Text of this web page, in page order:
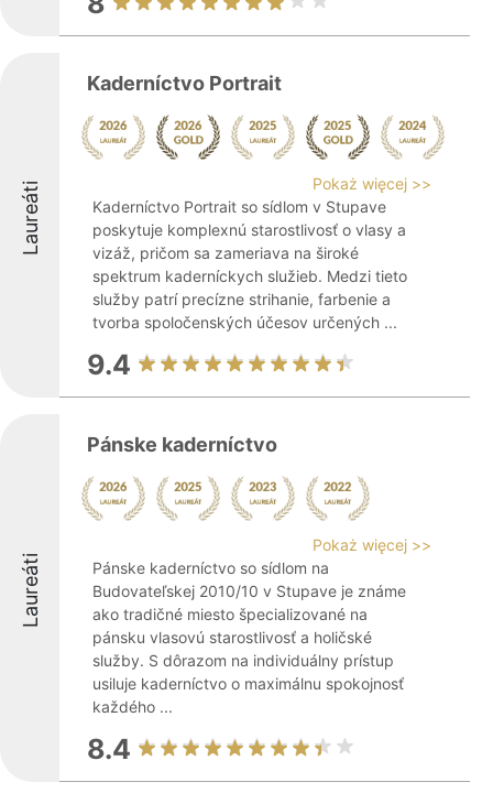
Laureáti
Kaderníctvo Portrait
Pokaż więcej >>
Kaderníctvo Portrait so sídlom v Stupave
poskytuje komplexnú starostlivosť o vlasy a
vizáž, pričom sa zameriava na široké
spektrum kaderníckych služieb. Medzi tieto
služby patrí precízne strihanie, farbenie a
tvorba spoločenských účesov určených ...
9.4
Laureáti
Pánske kaderníctvo
Pokaż więcej >>
Pánske kaderníctvo so sídlom na
Budovateľskej 2010/10 v Stupave je známe
ako tradičné miesto špecializované na
pánsku vlasovú starostlivosť a holičské
služby. S dôrazom na individuálny prístup
usiluje kaderníctvo o maximálnu spokojnosť
každého ...
8.4